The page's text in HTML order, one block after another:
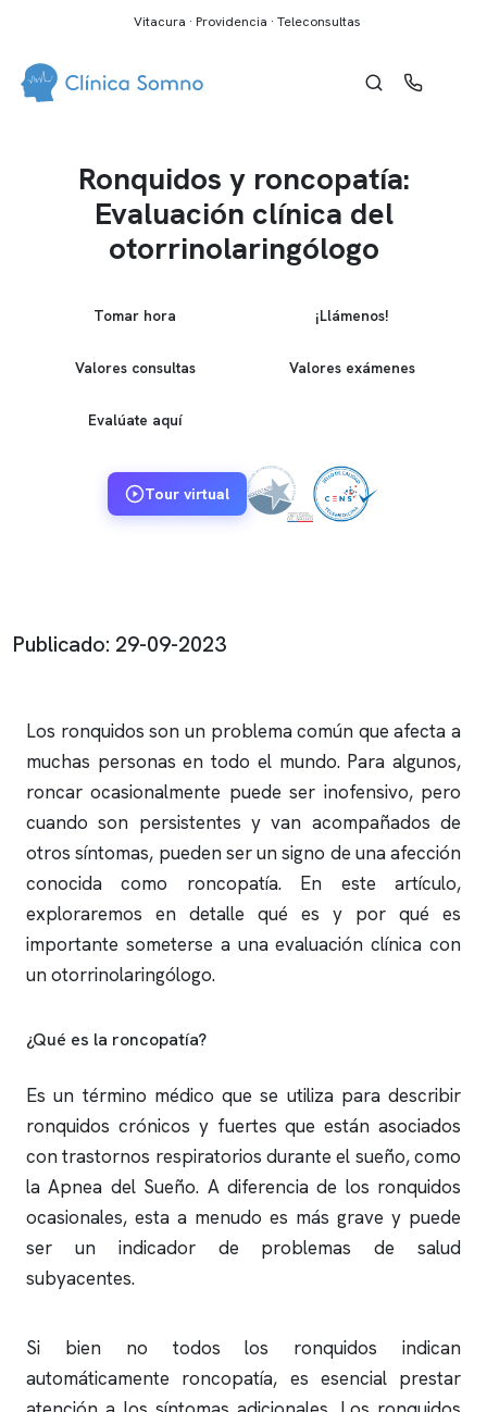
Vitacura · Providencia · Teleconsultas
Ronquidos y roncopatía:
Evaluación clínica del
otorrinolaringólogo
Tomar hora ¡Llámenos!
Valores consultas Valores exámenes
Evalúate aquí
Tour virtual
Publicado: 29-09-2023
Los ronquidos son un problema común que afecta a
muchas personas en todo el mundo. Para algunos,
roncar ocasionalmente puede ser inofensivo, pero
cuando son persistentes y van acompañados de
otros síntomas, pueden ser un signo de una afección
conocida como roncopatía. En este artículo,
exploraremos en detalle qué es y por qué es
importante someterse a una evaluación clínica con
un otorrinolaringólogo.
¿Qué es la roncopatía?
Es un término médico que se utiliza para describir
ronquidos crónicos y fuertes que están asociados
con trastornos respiratorios durante el sueño, como
la Apnea del Sueño. A diferencia de los ronquidos
ocasionales, esta a menudo es más grave y puede
ser un indicador de problemas de salud
subyacentes.
Si bien no todos los ronquidos indican
automáticamente roncopatía, es esencial prestar